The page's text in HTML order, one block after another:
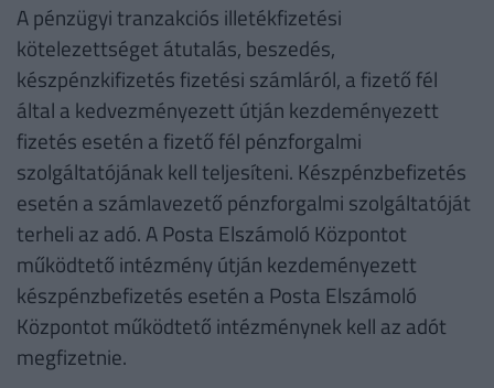
A pénzügyi tranzakciós illetékfizetési
kötelezettséget átutalás, beszedés,
készpénzkifizetés fizetési számláról, a fizető fél
által a kedvezményezett útján kezdeményezett
fizetés esetén a fizető fél pénzforgalmi
szolgáltatójának kell teljesíteni. Készpénzbefizetés
esetén a számlavezető pénzforgalmi szolgáltatóját
terheli az adó. A Posta Elszámoló Központot
működtető intézmény útján kezdeményezett
készpénzbefizetés esetén a Posta Elszámoló
Központot működtető intézménynek kell az adót
megfizetnie.